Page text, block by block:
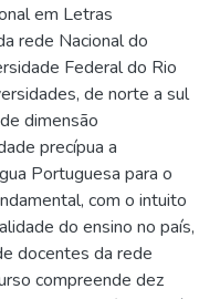
em Letras
rede Nacional do
Federal do Rio
de norte a sul
dimensão
precípua a
Portuguesa para o
com o intuito
do ensino no país,
docentes da rede
compreende dez